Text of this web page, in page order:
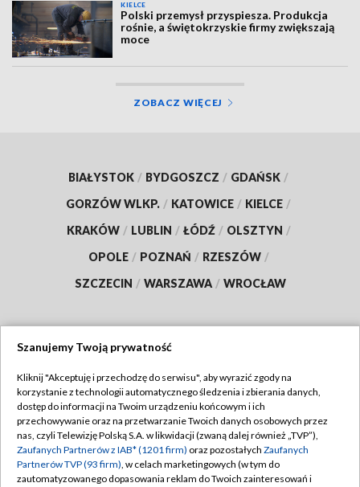
KIELCE
Polski przemysł przyspiesza. Produkcja
rośnie, a świętokrzyskie firmy zwiększają
moce
ZOBACZ WIĘCEJ
BIAŁYSTOK / BYDGOSZCZ / GDAŃSK /
GORZÓW WLKP. / KATOWICE / KIELCE /
KRAKÓW / LUBLIN / ŁÓDŹ / OLSZTYN /
OPOLE / POZNAŃ / RZESZÓW /
SZCZECIN / WARSZAWA / WROCŁAW
TVP
Abonament TVP
Emisja w TVP
Centrum informacji TVP
Regulamin TVP
Polityka prywatności
Moje zgody
Szanujemy Twoją prywatność
Kliknij "Akceptuję i przechodzę do serwisu", aby wyrazić zgody na
korzystanie z technologii automatycznego śledzenia i zbierania danych,
dostęp do informacji na Twoim urządzeniu końcowym i ich
przechowywanie oraz na przetwarzanie Twoich danych osobowych przez
nas, czyli Telewizję Polską S.A. w likwidacji (zwaną dalej również „TVP”),
Zaufanych Partnerów z IAB* (1201 firm) oraz pozostałych Zaufanych
Partnerów TVP (93 firm), w celach marketingowych (w tym do
zautomatyzowanego dopasowania reklam do Twoich zainteresowań i